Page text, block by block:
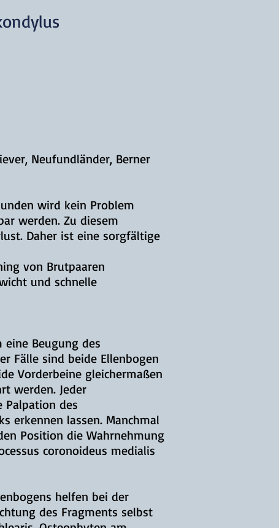
Neufundländer, Berner
wird kein Problem
werden. Zu diesem
Daher ist eine sorgfältige
von Brutpaaren
und schnelle
eine Beugung des
Fälle sind beide Ellenbogen
Vorderbeine gleichermaßen
werden. Jeder
Palpation des
erkennen lassen. Manchmal
Position die Wahrnehmung
coronoideus medialis
helfen bei der
des Fragments selbst